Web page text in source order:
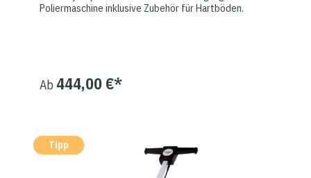
Poliermaschine inklusive Zubehör für Hartböden.
Ab 444,00 €*
Tipp